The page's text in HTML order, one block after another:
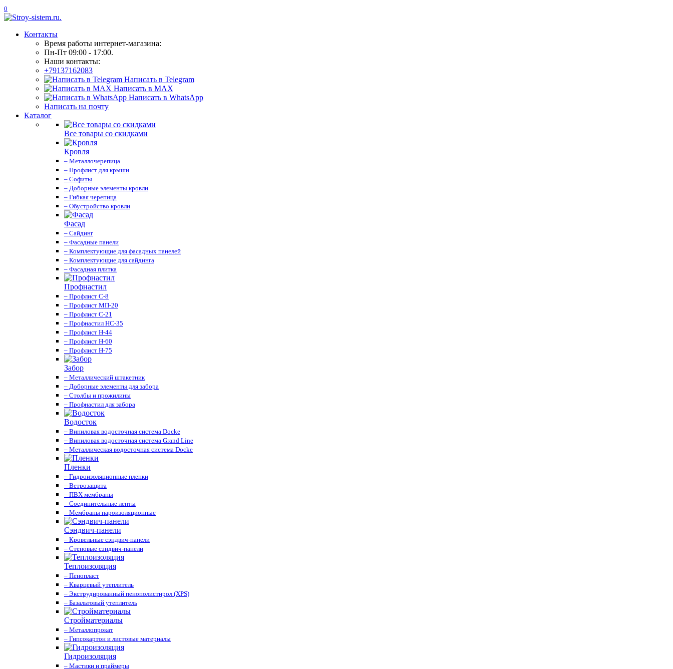
0
Контакты
Время работы интернет-магазина:
Пн-Пт 09:00 - 17:00.
Наши контакты:
+79137162083
Написать в Telegram
Написать в MAX
Написать в WhatsApp
Написать на почту
Каталог
Все товары со скидками
Кровля
– Металлочерепица
– Профлист для крыши
– Софиты
– Доборные элементы кровли
– Гибкая черепица
– Обустройство кровли
Фасад
– Сайдинг
– Фасадные панели
– Комплектующие для фасадных панелей
– Комплектующие для сайдинга
– Фасадная плитка
Профнастил
– Профлист С-8
– Профлист МП-20
– Профлист С-21
– Профнастил НС-35
– Профлист Н-44
– Профлист Н-60
– Профлист Н-75
Забор
– Металлический штакетник
– Доборные элементы для забора
– Столбы и прожилины
– Профнастил для забора
Водосток
– Виниловая водосточная система Docke
– Виниловая водосточная система Grand Line
– Металлическая водосточная система Docke
Пленки
– Гидроизоляционные пленки
– Ветрозащита
– ПВХ мембраны
– Соединительные ленты
– Мембраны пароизоляционные
Сэндвич-панели
– Кровельные сэндвич-панели
– Стеновые сэндвич-панели
Теплоизоляция
– Пенопласт
– Кварцевый утеплитель
– Экструдированный пенополистирол (XPS)
– Базальтовый утеплитель
Стройматериалы
– Металлопрокат
– Гипсокартон и листовые материалы
Гидроизоляция
– Мастики и праймеры